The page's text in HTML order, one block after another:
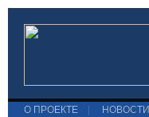
О ПРОЕКТЕ НОВОСТИ